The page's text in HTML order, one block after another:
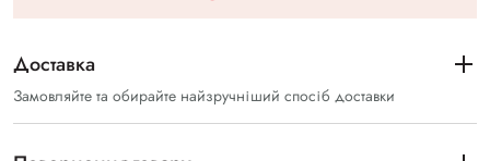
Доставка
Замовляйте та обирайте найзручніший спосіб доставки